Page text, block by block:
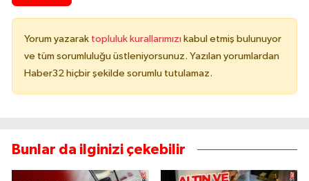
Yorum yazarak topluluk kurallarımızı kabul etmiş bulunuyor
ve tüm sorumluluğu üstleniyorsunuz. Yazılan yorumlardan
Haber32 hiçbir şekilde sorumlu tutulamaz.
Bunlar da ilginizi çekebilir